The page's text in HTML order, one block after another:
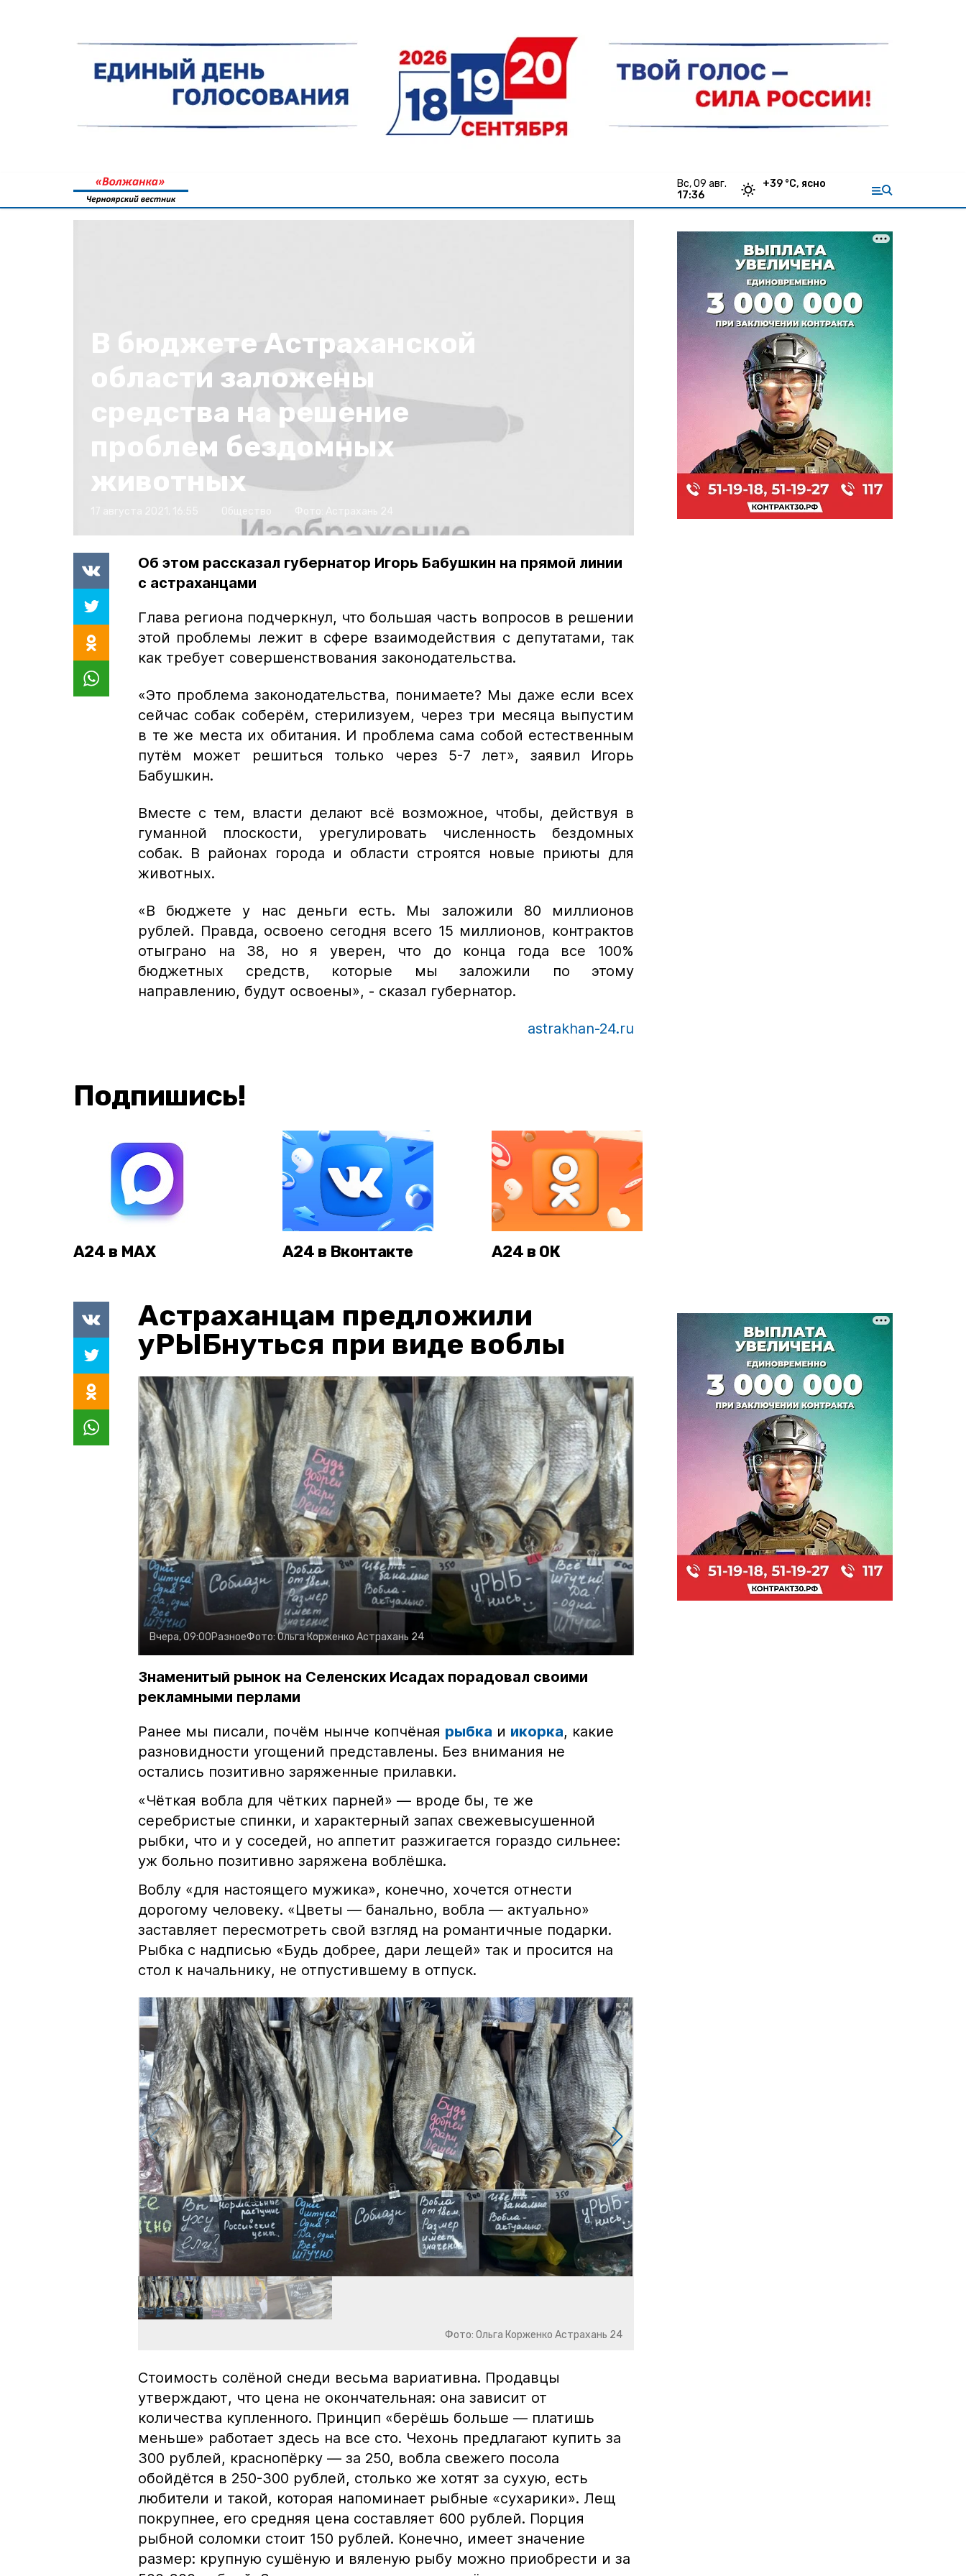
вс, 09 авг.
17:36
+39 °С, ясно
В бюджете Астраханской
области заложены
средства на решение
проблем бездомных
Об этом рассказал губернатор Игорь Бабушкин на прямой линии
с астраханцами
Глава региона подчеркнул, что большая часть вопросов в решении
этой проблемы лежит в сфере взаимодействия с депутатами, так
как требует совершенствования законодательства.
«Это проблема законодательства, понимаете? Мы даже если всех
сейчас собак соберём, стерилизуем, через три месяца выпустим
в те же места их обитания. И проблема сама собой естественным
путём может решиться только через 5-7 лет», заявил Игорь
Бабушкин.
Вместе с тем, власти делают всё возможное, чтобы, действуя в
гуманной плоскости, урегулировать численность бездомных
собак. В районах города и области строятся новые приюты для
животных.
«В бюджете у нас деньги есть. Мы заложили 80 миллионов
рублей. Правда, освоено сегодня всего 15 миллионов, контрактов
отыграно на 38, но я уверен, что до конца года все 100%
бюджетных средств, которые мы заложили по этому
направлению, будут освоены», - сказал губернатор.
astrakhan-24.ru
Подпишись!
А24 в MAX А24 в Вконтакте А24 в ОК
Астраханцам предложили
уРЫБнуться при виде воблы
Вчера, 09:00РазноеФото:Ольга Корженко Астрахань 24
Знаменитый рынок на Селенских Исадах порадовал своими
рекламными перлами
Ранее мы писали, почём нынче копчёная рыбка и икорка, какие
разновидности угощений представлены. Без внимания не
остались позитивно заряженные прилавки.
«Чёткая вобла для чётких парней» — вроде бы, те же
серебристые спинки, и характерный запах свежевысушенной
рыбки, что и у соседей, но аппетит разжигается гораздо сильнее:
уж больно позитивно заряжена воблёшка.
Воблу «для настоящего мужика», конечно, хочется отнести
дорогому человеку. «Цветы — банально, вобла — актуально»
заставляет пересмотреть свой взгляд на романтичные подарки.
Рыбка с надписью «Будь добрее, дари лещей» так и просится на
стол к начальнику, не отпустившему в отпуск.
Фото: Ольга Корженко Астрахань 24
Стоимость солёной снеди весьма вариативна. Продавцы
утверждают, что цена не окончательная: она зависит от
количества купленного. Принцип «берёшь больше — платишь
меньше» работает здесь на все сто. Чехонь предлагают купить за
300 рублей, краснопёрку — за 250, вобла свежего посола
обойдётся в 250-300 рублей, столько же хотят за сухую, есть
любители и такой, которая напоминает рыбные «сухарики». Лещ
покрупнее, его средняя цена составляет 600 рублей. Порция
рыбной соломки стоит 150 рублей. Конечно, имеет значение
размер: крупную сушёную и вяленую рыбу можно приобрести и за